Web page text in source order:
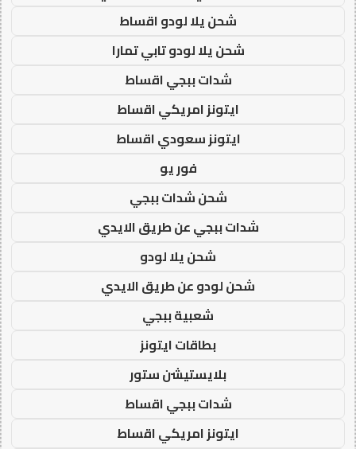
شحن يلا لودو اقساط
شحن يلا لودو تابي تمارا
شدات ببجي اقساط
ايتونز امريكي اقساط
ايتونز سعودي اقساط
فور يو
شحن شدات ببجي
شدات ببجي عن طريق الايدي
شحن يلا لودو
شحن لودو عن طريق الايدي
شعبية ببجي
بطاقات ايتونز
بلايستيشن ستور
شدات ببجي اقساط
ايتونز امريكي اقساط